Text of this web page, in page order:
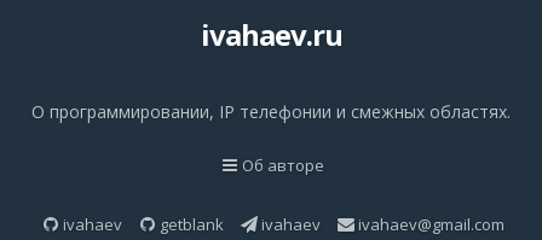
ivahaev.ru
О программировании, IP телефонии и смежных областях.
Об авторе
ivahaev getblank ivahaev ivahaev@gmail.com